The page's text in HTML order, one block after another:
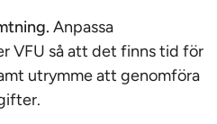
Anpassa
VFU så att det finns tid för
utrymme att genomföra